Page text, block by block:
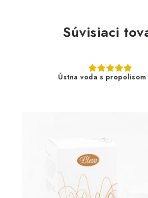
Súvisiaci
Ústna voda s propolisom